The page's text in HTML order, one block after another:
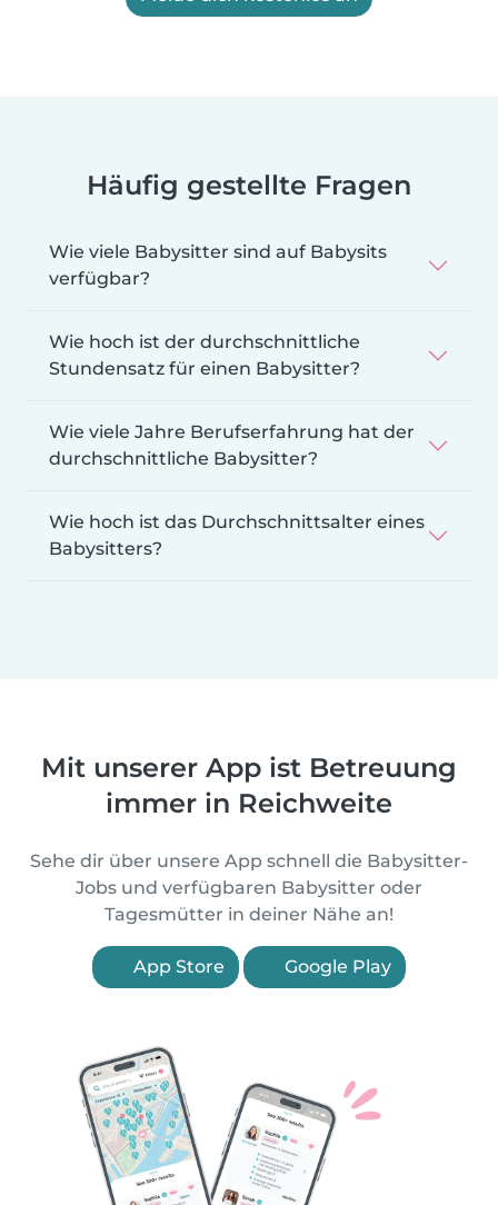
Häufig gestellte Fragen
Wie viele Babysitter sind auf Babysits
verfügbar?
Wie hoch ist der durchschnittliche
Stundensatz für einen Babysitter?
Wie viele Jahre Berufserfahrung hat der
durchschnittliche Babysitter?
Wie hoch ist das Durchschnittsalter eines
Babysitters?
Mit unserer App ist Betreuung
immer in Reichweite
Sehe dir über unsere App schnell die Babysitter-
Jobs und verfügbaren Babysitter oder
Tagesmütter in deiner Nähe an!
App Store Google Play